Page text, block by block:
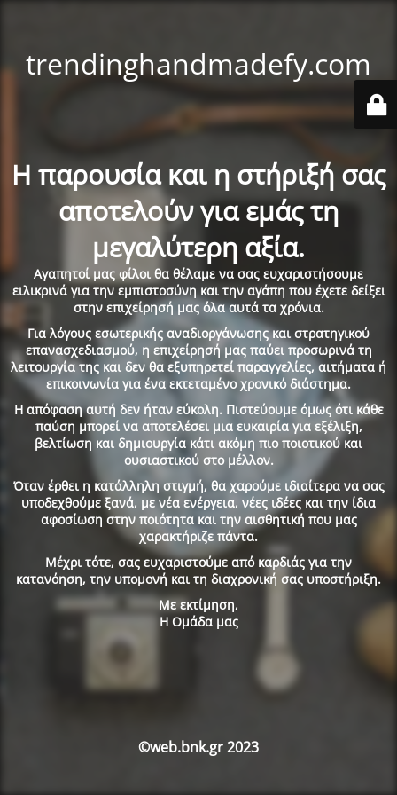
trendinghandmadefy.com
Η παρουσία και η στήριξή σας
αποτελούν για εμάς τη
μεγαλύτερη αξία.
Αγαπητοί μας φίλοι θα θέλαμε να σας ευχαριστήσουμε
ειλικρινά για την εμπιστοσύνη και την αγάπη που έχετε δείξει
στην επιχείρησή μας όλα αυτά τα χρόνια.
Για λόγους εσωτερικής αναδιοργάνωσης και στρατηγικού
επανασχεδιασμού, η επιχείρησή μας παύει προσωρινά τη
λειτουργία της και δεν θα εξυπηρετεί παραγγελίες, αιτήματα ή
επικοινωνία για ένα εκτεταμένο χρονικό διάστημα.
Η απόφαση αυτή δεν ήταν εύκολη. Πιστεύουμε όμως ότι κάθε
παύση μπορεί να αποτελέσει μια ευκαιρία για εξέλιξη,
βελτίωση και δημιουργία κάτι ακόμη πιο ποιοτικού και
ουσιαστικού στο μέλλον.
Όταν έρθει η κατάλληλη στιγμή, θα χαρούμε ιδιαίτερα να σας
υποδεχθούμε ξανά, με νέα ενέργεια, νέες ιδέες και την ίδια
αφοσίωση στην ποιότητα και την αισθητική που μας
χαρακτήριζε πάντα.
Μέχρι τότε, σας ευχαριστούμε από καρδιάς για την
κατανόηση, την υπομονή και τη διαχρονική σας υποστήριξη.
Με εκτίμηση,
Η Ομάδα μας
©web.bnk.gr 2023